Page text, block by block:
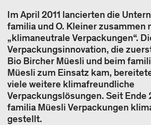
Im April 2011 lancierten die
familia und O. Kleiner zusammen
„klimaneutrale Verpackungen“.
Verpackungsinnovation, die
Bio Bircher Müesli und beim
Müesli zum Einsatz kam,
viele weitere klimafreundliche
Verpackungslösungen. Seit Ende
familia Müesli Verpackungen
gestellt.